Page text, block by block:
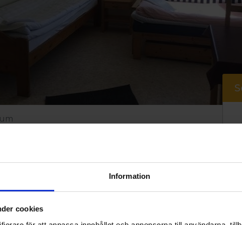
Information
cookies